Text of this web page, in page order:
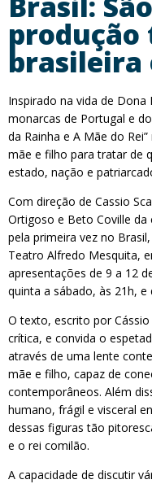
brasileira
Inspirado na vida de Dona
monarcas de Portugal e
da Rainha e A Mãe do
mãe e filho para tratar de
estado, nação e
Com direção de Cassio
Ortigoso e Beto Coville
pela primeira vez no
Teatro Alfredo Mesquita,
apresentações de 9 a 12
quinta a sábado, às 21h, e
O texto, escrito por
crítica, e convida o
através de uma lente
mãe e filho, capaz de
contemporâneos. Além
humano, frágil e visceral
dessas figuras tão
e o rei comilão.
A capacidade de discutir